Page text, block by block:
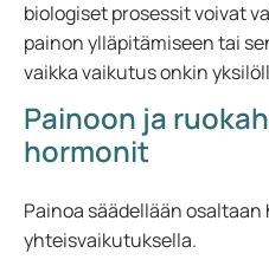
biologiset prosessit voivat
painon ylläpitämiseen tai
vaikka vaikutus onkin
Painoon ja
hormonit
Painoa säädellään
yhteisvaikutuksella.